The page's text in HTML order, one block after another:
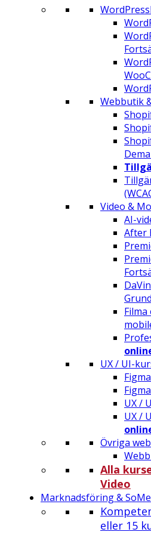
Webbutik
Video &
AI-
After
UX / UI-
UX /
UX /
Övriga
Alla
Video
Marknadsföring & SoMe
eller 15